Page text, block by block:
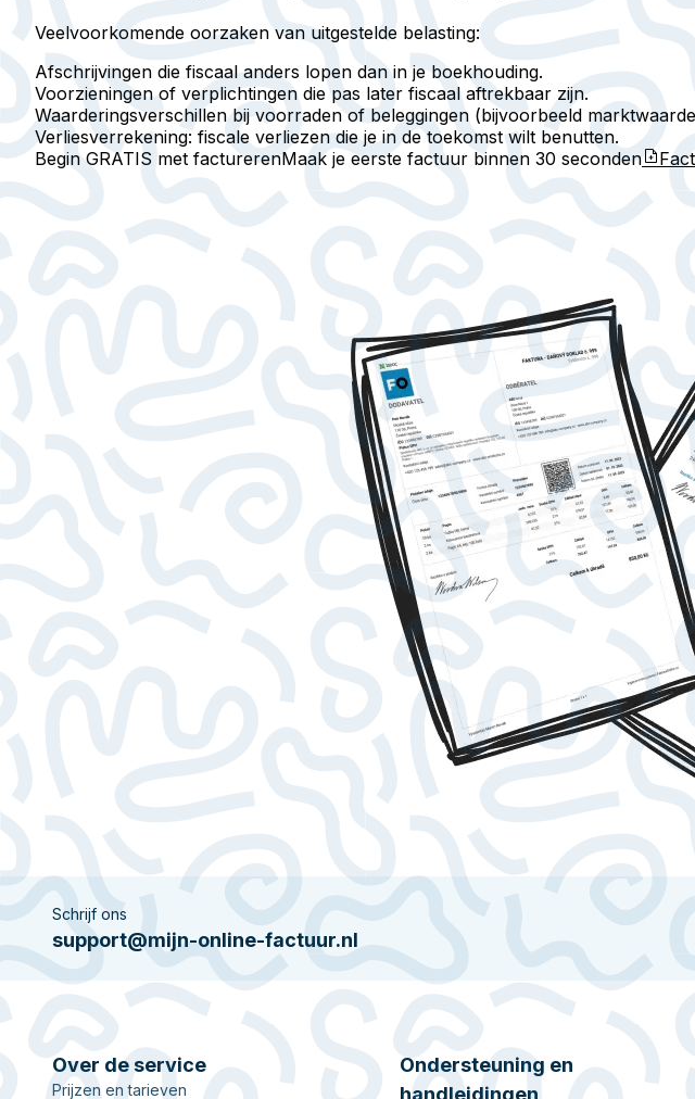
Veelvoorkomende oorzaken van uitgestelde belasting:
Afschrijvingen die fiscaal anders lopen dan in je boekhouding.
Voorzieningen of verplichtingen die pas later fiscaal aftrekbaar zijn.
Waarderingsverschillen bij voorraden of beleggingen (bijvoorbeeld
Verliesverrekening: fiscale verliezen die je in de toekomst wilt benutten.
Begin GRATIS met facturerenMaak je eerste factuur binnen 30 seconden
Schrijf ons
support@mijn-online-factuur.nl
Over de service
Prijzen en tarieven
Ondersteuning en
handleidingen